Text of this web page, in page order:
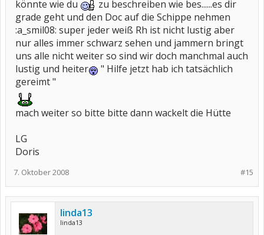
könnte wie du
zu beschreiben wie bes......es dir
grade geht und den Doc auf die Schippe nehmen
:a_smil08: super jeder weiß Rh ist nicht lustig aber
nur alles immer schwarz sehen und jammern bringt
uns alle nicht weiter so sind wir doch manchmal auch
lustig und heiter
" Hilfe jetzt hab ich tatsächlich
gereimt "
mach weiter so bitte bitte dann wackelt die Hütte
LG
Doris
#15
7. Oktober 2008
linda13
linda13